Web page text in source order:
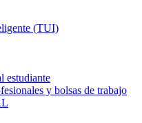
(TUI)
estudiante
y bolsas de trabajo